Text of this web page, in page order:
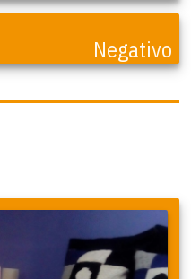
Negativo